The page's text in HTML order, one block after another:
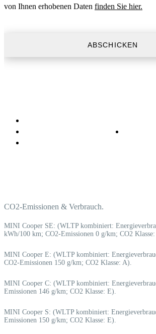
von Ihnen erhobenen Daten finden Sie hier.
CO2-Emissionen & Verbrauch.
MINI Cooper SE: (WLTP kombiniert:
kWh/100 km; CO2-Emissionen 0 g/km; CO2
MINI Cooper E: (WLTP kombiniert:
CO2-Emissionen 150 g/km; CO2 Klasse: A).
MINI Cooper C: (WLTP kombiniert:
Emissionen 146 g/km; CO2 Klasse: E).
MINI Cooper S: (WLTP kombiniert:
Emissionen 150 g/km; CO2 Klasse: E).